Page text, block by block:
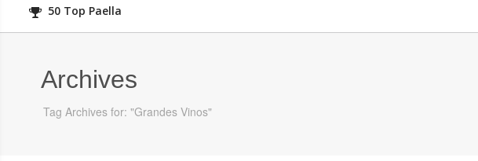
50 Top Paella
Archives
Tag Archives for: "Grandes Vinos"